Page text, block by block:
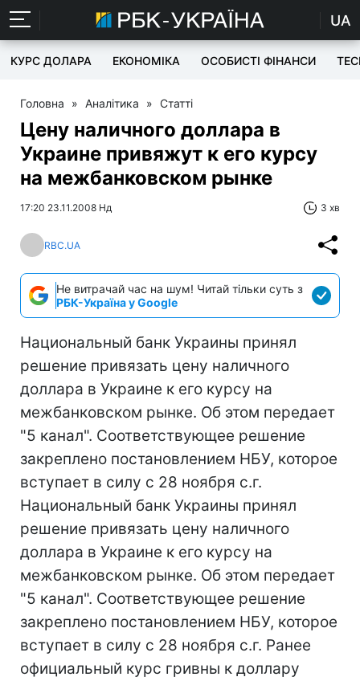
UA
КУРС ДОЛАРА ЕКОНОМІКА ОСОБИСТІ ФІНАНСИ
Головна » Аналітика » Статті
Цену наличного доллара в
Украине привяжут к его курсу
на межбанковском рынке
17:20 23.11.2008 Нд 3 хв
RBC.UA
Не витрачай час на шум! Читай тільки суть з
РБК-Україна у Google
Национальный банк Украины принял
решение привязать цену наличного
доллара в Украине к его курсу на
межбанковском рынке. Об этом передает
"5 канал". Соответствующее решение
закреплено постановлением НБУ, которое
вступает в силу с 28 ноября с.г.
Национальный банк Украины принял
решение привязать цену наличного
доллара в Украине к его курсу на
межбанковском рынке. Об этом передает
"5 канал". Соответствующее решение
закреплено постановлением НБУ, которое
вступает в силу с 28 ноября с.г. Ранее
официальный курс гривны к доллару